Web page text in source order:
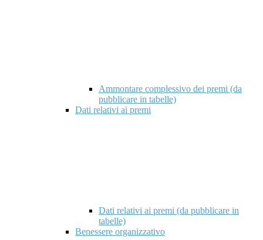
Ammontare complessivo dei premi (da
pubblicare in tabelle)
Dati relativi ai premi
Dati relativi ai premi (da pubblicare in
tabelle)
Benessere organizzativo